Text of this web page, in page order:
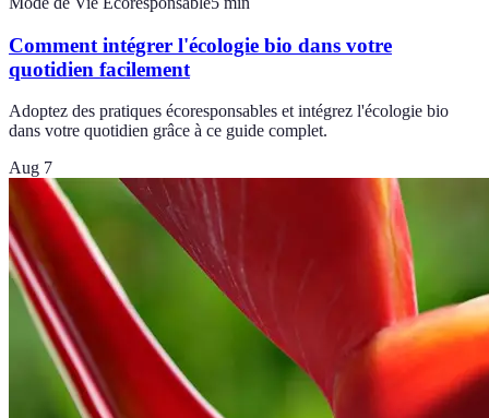
Comment intégrer l'écologie bio dans votre
quotidien facilement
Adoptez des pratiques écoresponsables et intégrez l'écologie bio
dans votre quotidien grâce à ce guide complet.
Aug 7